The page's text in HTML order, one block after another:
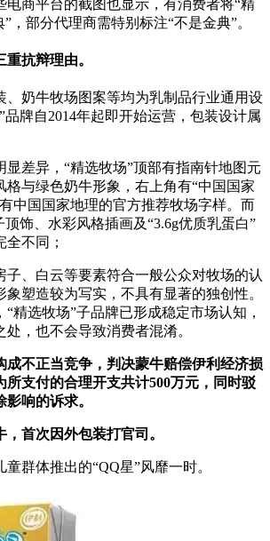
电商平台的截图也显示，有消费者将“精
，部分代理商需特别标注“不是金典”。
抗辩理由。
、奶牛牧场图案等均为乳制品行业通用设
品牌自2014年起即开始运营，包装设计属
显差异，“精选牧场”顶部有指南针地图元
格与绿色奶牛形象，右上角有“中国国家
中国国家地理的官方推荐牧场字样。而
顶饰、水彩风格插画及“3.6g优质乳蛋白”
不同；
子、白云等要素符合一般公众对牧场的认
塑造较为写实，不具有显著的独创性。
精选牧场”子品牌已形成稳定市场认知，
，也不会导致消费者混淆。
成不正当竞争，判决蒙牛赔偿伊利经济损
所支付的合理开支共计500万元，同时驳
响的诉求。
首次因外包装打官司。
群体推出的“QQ星”风靡一时。